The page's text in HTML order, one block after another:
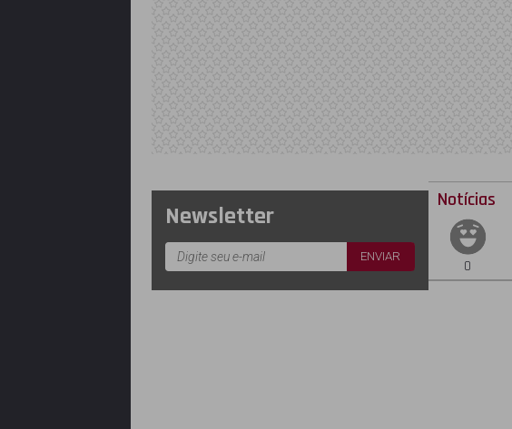
Newsletter
Notícias
0